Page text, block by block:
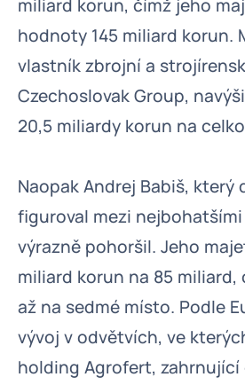
miliard korun, čímž jeho
hodnoty 145 miliard korun.
vlastník zbrojní a
Czechoslovak Group,
20,5 miliardy korun na
Naopak Andrej Babiš, který
figuroval mezi
výrazně pohoršil. Jeho
miliard korun na 85
až na sedmé místo. Podle
vývoj v odvětvích, ve
holding Agrofert, zahrnující